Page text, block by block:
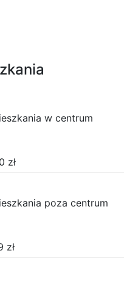
w centrum
zł
poza centrum
zł